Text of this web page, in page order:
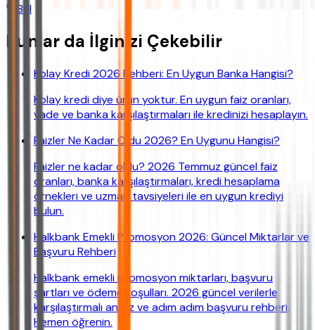
Bul
Bunlar da İlginizi Çekebilir
Kolay Kredi 2026 Rehberi: En Uygun Banka Hangisi?
Kolay kredi diye ürün yoktur. En uygun faiz oranları,
vade ve banka karşılaştırmaları ile kredinizi hesaplayın.
Faizler Ne Kadar Oldu 2026? En Uygunu Hangisi?
Faizler ne kadar oldu? 2026 Temmuz güncel faiz
oranları, banka karşılaştırmaları, kredi hesaplama
örnekleri ve uzman tavsiyeleri ile en uygun krediyi
bulun.
Halkbank Emekli Promosyon 2026: Güncel Miktarlar ve
Başvuru Rehberi
Halkbank emekli promosyon miktarları, başvuru
şartları ve ödeme koşulları. 2026 güncel verilerle
karşılaştırmalı analiz ve adım adım başvuru rehberi.
Hemen öğrenin.